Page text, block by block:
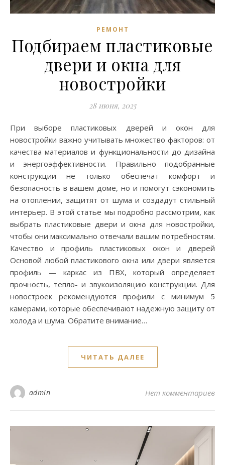
РЕМОНТ
Подбираем пластиковые
двери и окна для
новостройки
28 июня, 2025
При выборе пластиковых дверей и окон для
новостройки важно учитывать множество факторов: от
качества материалов и функциональности до дизайна
и энергоэффективности. Правильно подобранные
конструкции не только обеспечат комфорт и
безопасность в вашем доме, но и помогут сэкономить
на отоплении, защитят от шума и создадут стильный
интерьер. В этой статье мы подробно рассмотрим, как
выбрать пластиковые двери и окна для новостройки,
чтобы они максимально отвечали вашим потребностям.
Качество и профиль пластиковых окон и дверей
Основой любой пластикового окна или двери является
профиль — каркас из ПВХ, который определяет
прочность, тепло- и звукоизоляцию конструкции. Для
новостроек рекомендуются профили с минимум 5
камерами, которые обеспечивают надежную защиту от
холода и шума. Обратите внимание…
ЧИТАТЬ ДАЛЕЕ
admin Нет комментариев